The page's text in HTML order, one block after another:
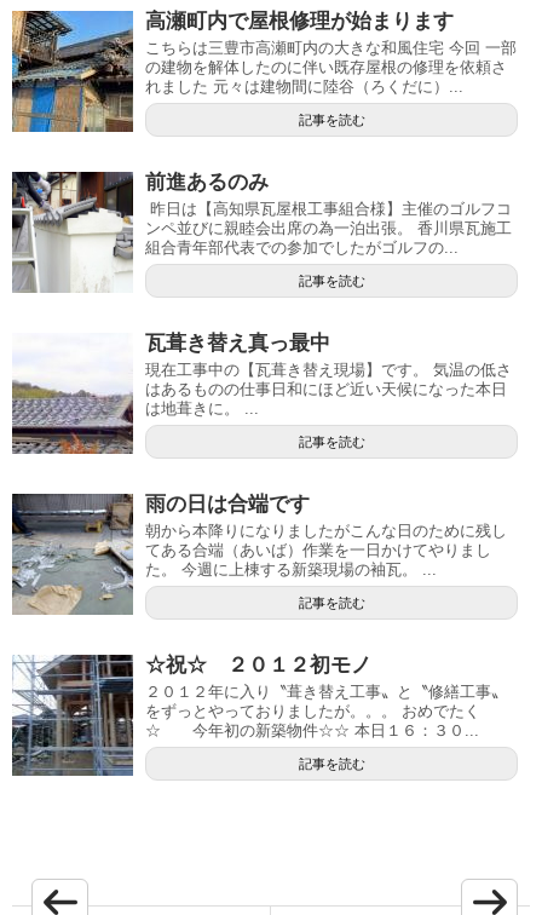
高瀬町内で屋根修理が始まります
こちらは三豊市高瀬町内の大きな和風住宅 今回 一部
の建物を解体したのに伴い既存屋根の修理を依頼さ
れました 元々は建物間に陸谷（ろくだに）...
記事を読む
前進あるのみ
昨日は【高知県瓦屋根工事組合様】主催のゴルフコ
ンペ並びに親睦会出席の為一泊出張。 香川県瓦施工
組合青年部代表での参加でしたがゴルフの...
記事を読む
瓦葺き替え真っ最中
現在工事中の【瓦葺き替え現場】です。 気温の低さ
はあるものの仕事日和にほど近い天候になった本日
は地葺きに。 ...
記事を読む
雨の日は合端です
朝から本降りになりましたがこんな日のために残し
てある合端（あいば）作業を一日かけてやりまし
た。 今週に上棟する新築現場の袖瓦。 ...
記事を読む
☆祝☆ ２０１２初モノ
２０１２年に入り〝葺き替え工事〟と〝修繕工事〟
をずっとやっておりましたが。。。 おめでたく
☆ 今年初の新築物件☆☆ 本日１６：３０...
記事を読む